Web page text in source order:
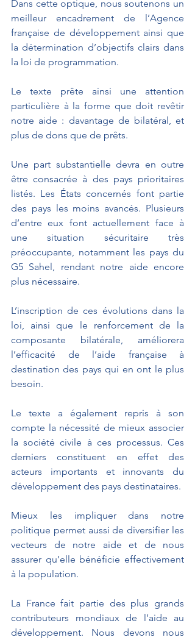
Dans cette optique, nous soutenons un
meilleur encadrement de l’Agence
française de développement ainsi que
la détermination d’objectifs clairs dans
la loi de programmation.
Le texte prête ainsi une attention
particulière à la forme que doit revêtir
notre aide : davantage de bilatéral, et
plus de dons que de prêts.
Une part substantielle devra en outre
être consacrée à des pays prioritaires
listés. Les États concernés font partie
des pays les moins avancés. Plusieurs
d’entre eux font actuellement face à
une situation sécuritaire très
préoccupante, notamment les pays du
G5 Sahel, rendant notre aide encore
plus nécessaire.
L’inscription de ces évolutions dans la
loi, ainsi que le renforcement de la
composante bilatérale, améliorera
l’efficacité de l’aide française à
destination des pays qui en ont le plus
besoin.
Le texte a également repris à son
compte la nécessité de mieux associer
la société civile à ces processus. Ces
derniers constituent en effet des
acteurs importants et innovants du
développement des pays destinataires.
Mieux les impliquer dans notre
politique permet aussi de diversifier les
vecteurs de notre aide et de nous
assurer qu’elle bénéficie effectivement
à la population.
La France fait partie des plus grands
contributeurs mondiaux de l’aide au
développement. Nous devons nous